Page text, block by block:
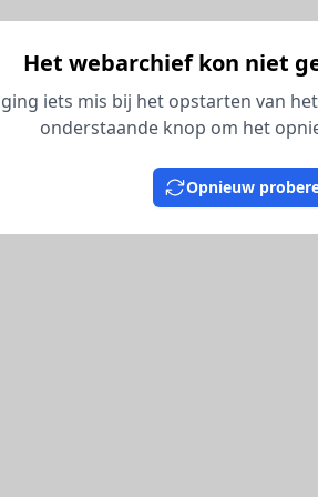
Het webarchief kon niet
iets mis bij het opstarten van
onderstaande knop om het
Opnieuw